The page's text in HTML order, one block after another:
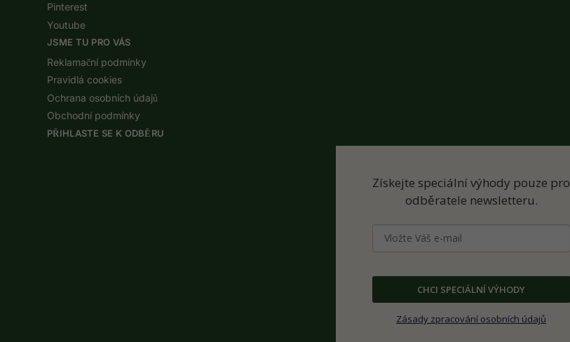
Pinterest
Youtube
JSME TU PRO VÁS
Reklamační podmínky
Pravidlá cookies
Ochrana osobních údajů
Obchodní podmínky
PŘIHLASTE SE K ODBĚRU
Získejte speciální výhody pouze pro
odběratele newsletteru.
CHCI SPECIÁLNÍ VÝHODY
Zásady zpracování osobních údajů